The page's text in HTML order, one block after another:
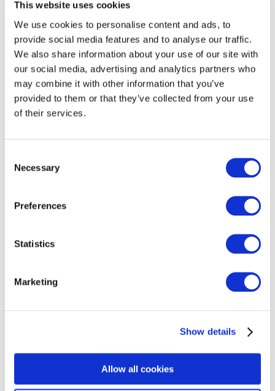
This website uses cookies
We use cookies to personalise content and ads, to
provide social media features and to analyse our traffic.
We also share information about your use of our site with
our social media, advertising and analytics partners who
may combine it with other information that you’ve
provided to them or that they’ve collected from your use
of their services.
Selection
Necessary
Preferences
Statistics
Marketing
Show details
Allow all cookies
- Bellinge Romklub
- Bellinge Vinklub